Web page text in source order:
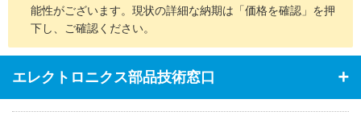
能性がございます。現状の詳細な納期は「価格を確認」を押
下し、ご確認ください。
エレクトロニクス部品技術窓口